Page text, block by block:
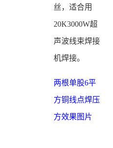
丝，适合用
20K3000W超
声波线束焊接
机焊接。
两根单股6平
方铜线点焊压
方效果图片